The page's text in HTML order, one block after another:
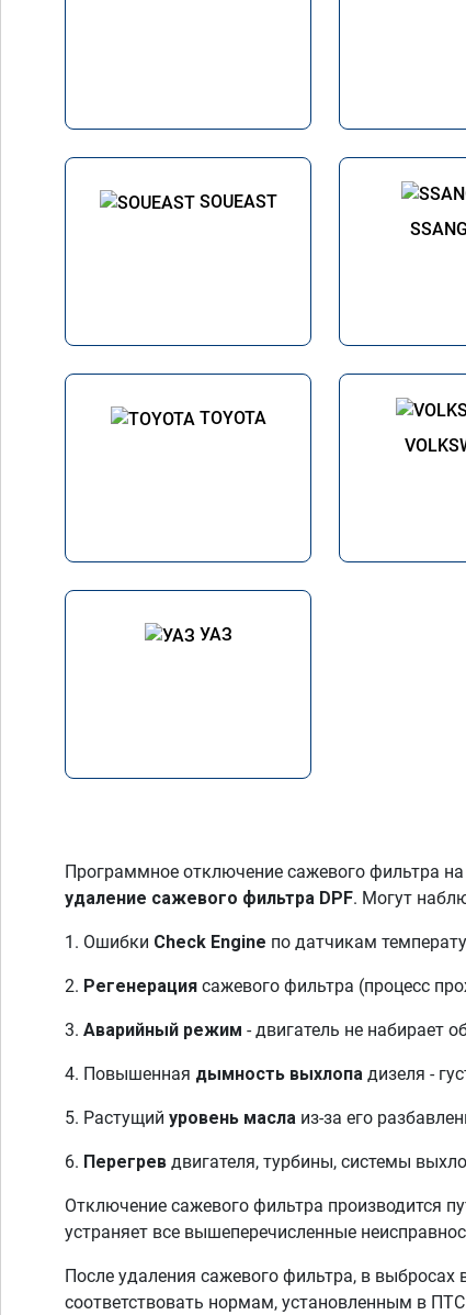
SOUEAST
TOYOTA
УАЗ
Программное отключение сажевого фильтра
удаление сажевого фильтра DPF. Могут
1. Ошибки Check Engine по датчикам
2. Регенерация сажевого фильтра (процесс
3. Аварийный режим - двигатель не набирает
4. Повышенная дымность выхлопа дизеля -
5. Растущий уровень масла из-за его
6. Перегрев двигателя, турбины, системы
Отключение сажевого фильтра производится
устраняет все вышеперечисленные
После удаления сажевого фильтра, в
соответствовать нормам, установленным в